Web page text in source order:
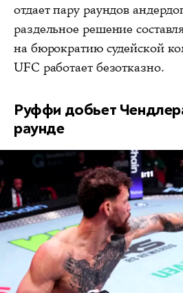
отдает пару раундов
раздельное решение
на бюрократию судейской
UFC работает безотказно.
Руффи добьет
раунде